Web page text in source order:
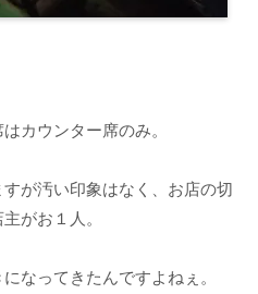
カウンター席のみ。
が汚い印象はなく、お店の切
がお１人。
なってきたんですよねぇ。